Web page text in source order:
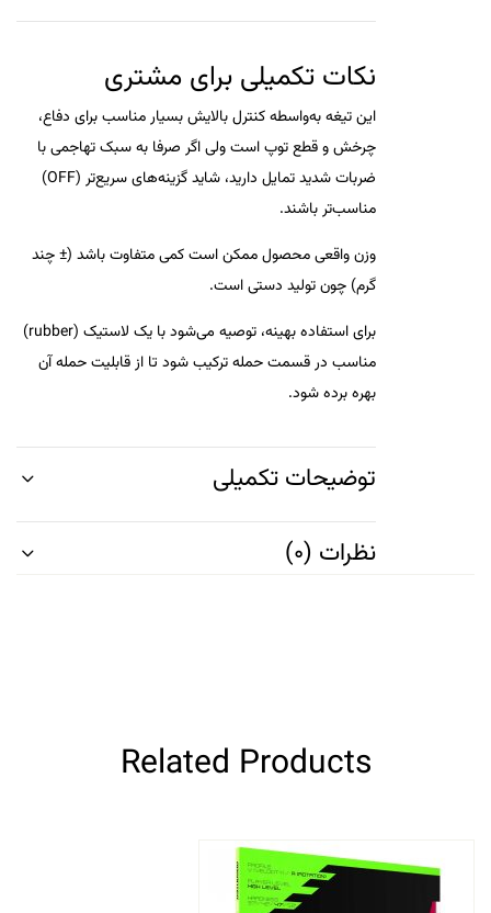
نکات تکمیلی برای مشتری
این تیغه به‌واسطه کنترل بالایش بسیار مناسب برای دفاع،
چرخش و قطع توپ است ولی اگر صرفا به سبک تهاجمی با
ضربات شدید تمایل دارید، شاید گزینه‌های سریع‌تر (OFF)
مناسب‌تر باشند.
وزن واقعی محصول ممکن است کمی متفاوت باشد (± چند
گرم) چون تولید دستی است.
برای استفاده بهینه، توصیه می‌شود با یک لاستیک (rubber)
مناسب در قسمت حمله ترکیب شود تا از قابلیت حمله آن
بهره برده شود.
توضیحات تکمیلی
نظرات (0)
Related Products